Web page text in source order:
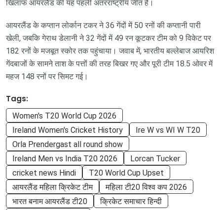
खिलाफ आयरलैंड की यह पहली अंतरराष्ट्रीय जीत है।
आयरलैंड के कप्तान लोर्कान टकर ने 36 गेंदों में 50 रनों की कप्तानी पारी
खेली, जबकि गेराथ डेलानी ने 32 गेंदों में 49 रन कूटकर टीम को 9 विकेट पर
182 रनों के मजबूत स्कोर तक पहुंचाया। जवाब में, भारतीय बल्लेबाज आयरिश
गेंदबाजों के सामने ताश के पत्तों की तरह बिखर गए और पूरी टीम 18.5 ओवर में
महज 148 रनों पर सिमट गई।
Tags:
Women's T20 World Cup 2026
Ireland Women's Cricket History
Ire W vs WI W T20
Orla Prendergast all round show
Ireland Men vs India T20 2026
Lorcan Tucker
cricket news Hindi
T20 World Cup Upset
आयरलैंड महिला क्रिकेट टीम
महिला टी20 विश्व कप 2026
भारत बनाम आयरलैंड टी20
क्रिकेट समाचार हिन्दी